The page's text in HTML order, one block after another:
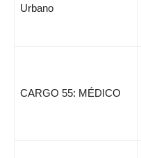
Urbano
CARGO 55: MÉDICO